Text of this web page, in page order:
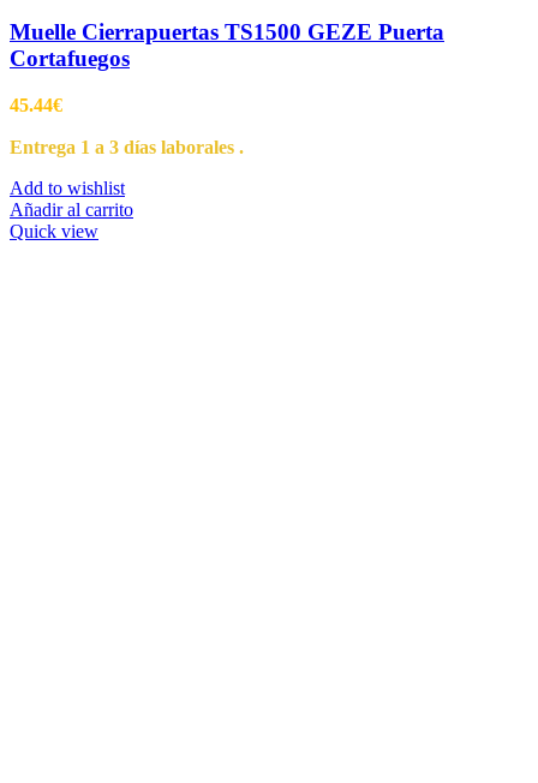
Muelle Cierrapuertas TS1500 GEZE Puerta
Cortafuegos
45.44€
Entrega 1 a 3 días laborales .
Add to wishlist
Añadir al carrito
Quick view